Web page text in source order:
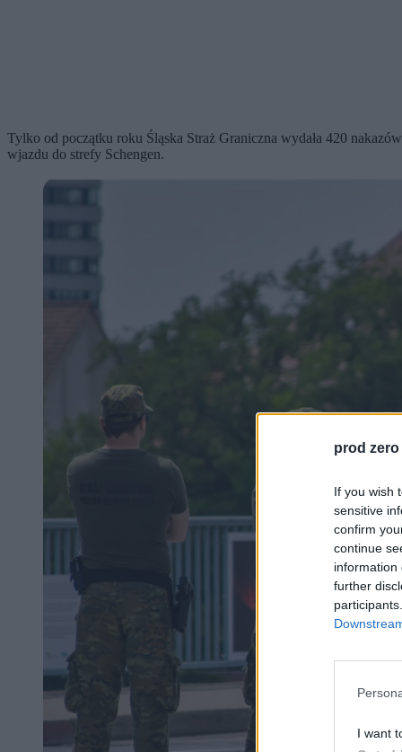
prod zero
If you wish
sensitive
confirm
continue
information
further
I want
Tylko od początku roku Śląska Straż Graniczna wydała 420
wjazdu do strefy Schengen.